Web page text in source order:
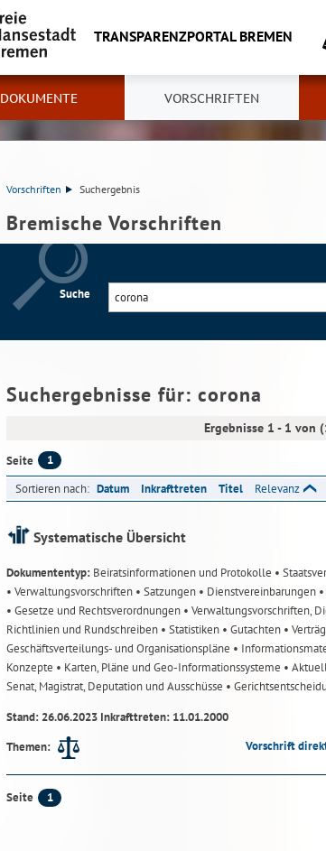
TRANSPARENZPORTAL BREMEN
DOKUMENTE VORSCHRIFTEN
Vorschriften Suchergebnis
Bremische Vorschriften
Suche
Suchergebnisse für: corona
Ergebnisse 1 - 1 von
Seite 1
Sortieren nach: Datum Inkrafttreten Titel Relevanz
Systematische Übersicht
Dokumententyp: Beiratsinformationen und Protokolle •
• Verwaltungsvorschriften • Satzungen • Dienstvereinbarungen
• Gesetze und Rechtsverordnungen • Verwaltungsvorschriften,
Richtlinien und Rundschreiben • Statistiken • Gutachten •
Geschäftsverteilungs- und Organisationspläne •
Konzepte • Karten, Pläne und Geo-Informationssysteme •
Senat, Magistrat, Deputation und Ausschüsse •
Stand: 26.06.2023 Inkrafttreten: 11.01.2000
Themen:
Vorschrift
Seite 1